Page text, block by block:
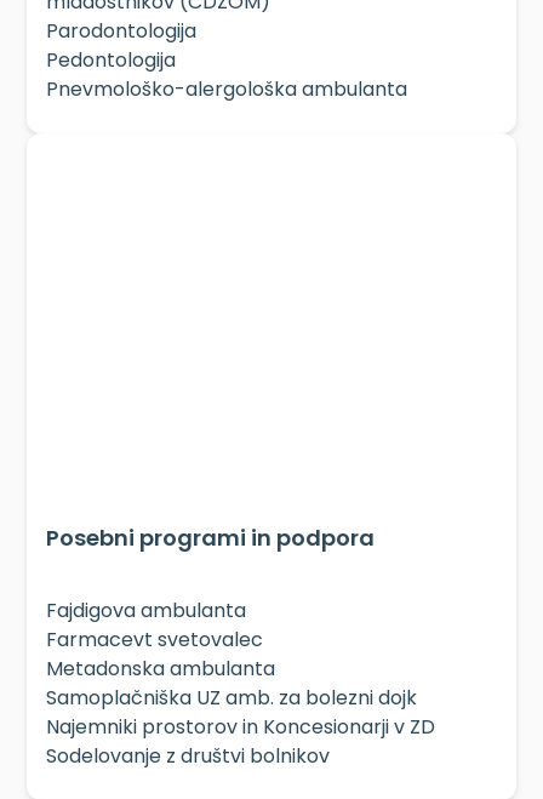
Parodontologija
Pedontologija
Pnevmološko-alergološka ambulanta
Posebni programi in podpora
Fajdigova ambulanta
Farmacevt svetovalec
Metadonska ambulanta
Samoplačniška UZ amb. za bolezni dojk
Najemniki prostorov in Koncesionarji v ZD
Sodelovanje z društvi bolnikov